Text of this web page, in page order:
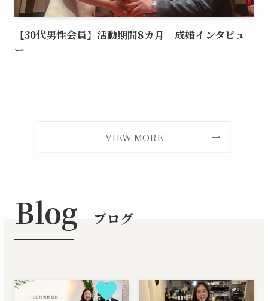
【30代男性会員】活動期間8カ月 成婚インタビュ
ー
VIEW MORE
Blog ブログ